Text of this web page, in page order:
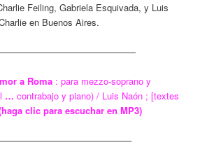
Feiling, Gabriela Esquivada, y Luis
en Buenos Aires.
a Roma : para mezzo-soprano y
… contrabajo y piano) / Luis Naón ; [textes
clic para escuchar en MP3)